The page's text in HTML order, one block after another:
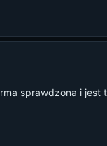
sprawdzona i